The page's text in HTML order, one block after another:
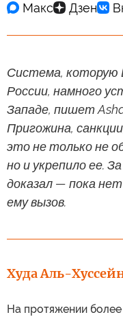
Система, которую
России, намного
Западе, пишет
Пригожина,
это не только не
но и укрепило ее.
доказал — пока
ему вызов.
Худа Аль-
На протяжении